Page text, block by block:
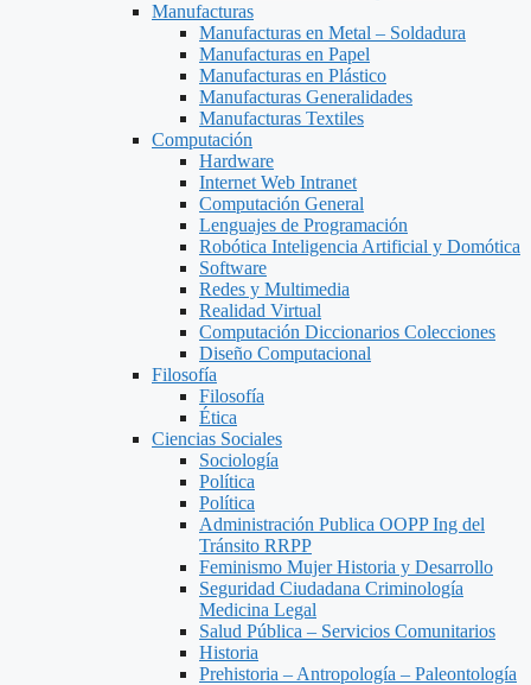
Manufacturas
Manufacturas en Metal – Soldadura
Manufacturas en Papel
Manufacturas en Plástico
Manufacturas Generalidades
Manufacturas Textiles
Computación
Hardware
Internet Web Intranet
Computación General
Lenguajes de Programación
Robótica Inteligencia Artificial y Domótica
Software
Redes y Multimedia
Realidad Virtual
Computación Diccionarios Colecciones
Diseño Computacional
Filosofía
Filosofía
Ética
Ciencias Sociales
Sociología
Política
Política
Administración Publica OOPP Ing del
Tránsito RRPP
Feminismo Mujer Historia y Desarrollo
Seguridad Ciudadana Criminología
Medicina Legal
Salud Pública – Servicios Comunitarios
Historia
Prehistoria – Antropología – Paleontología